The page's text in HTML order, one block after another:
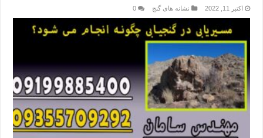
اکتبر 11, 2022 نشانه های گنج 0